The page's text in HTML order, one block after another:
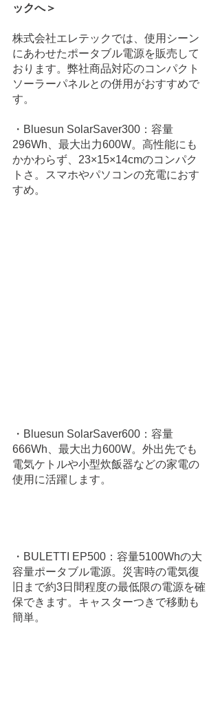
ックへ＞
株式会社エレテックでは、使用シーン
にあわせたポータブル電源を販売して
おります。弊社商品対応のコンパクト
ソーラーパネルとの併用がおすすめで
す。
・Bluesun SolarSaver300：容量
296Wh、最大出力600W。高性能にも
かかわらず、23×15×14cmのコンパク
トさ。スマホやパソコンの充電におす
すめ。
・Bluesun SolarSaver600：容量
666Wh、最大出力600W。外出先でも
電気ケトルや小型炊飯器などの家電の
使用に活躍します。
・BULETTI EP500：容量5100Whの大
容量ポータブル電源。災害時の電気復
旧まで約3日間程度の最低限の電源を確
保できます。キャスターつきで移動も
簡単。